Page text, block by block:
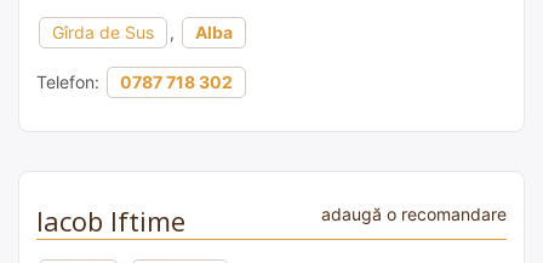
Gîrda de Sus , Alba
Telefon: 0787 718 302
Iacob Iftime adaugă o recomandare